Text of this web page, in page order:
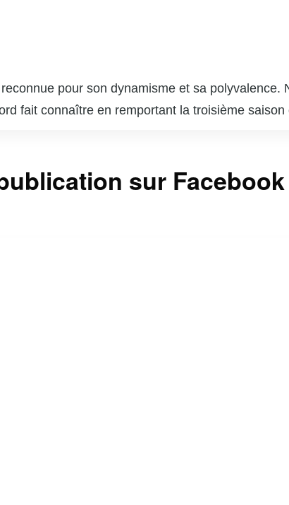
pour son dynamisme et sa polyvalence.
fait connaître en remportant la troisième
est également très active sur les réseaux
sur Facebook